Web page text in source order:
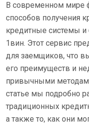
В современном мире
способов получения
кредитные системы
1вин. Этот сервис
для заемщиков, что
его преимуществ и
привычными
статье мы подробно
традиционных
а также то, как они